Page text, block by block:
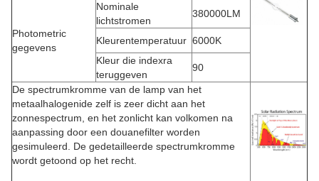
Photometric
gegevens
Nominale
lichtstromen
380000LM
Kleurentemperatuur 6000K
Kleur die indexra
teruggeven
90
De spectrumkromme van de lamp van het
metaalhalogenide zelf is zeer dicht aan het
zonnespectrum, en het zonlicht kan volkomen na
aanpassing door een douanefilter worden
gesimuleerd. De gedetailleerde spectrumkromme
wordt getoond op het recht.